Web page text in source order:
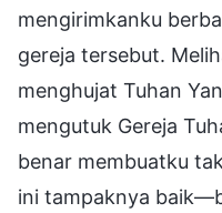
mengirimkanku
gereja tersebut.
menghujat Tuhan
mengutuk Gereja
benar membuatku
ini tampaknya